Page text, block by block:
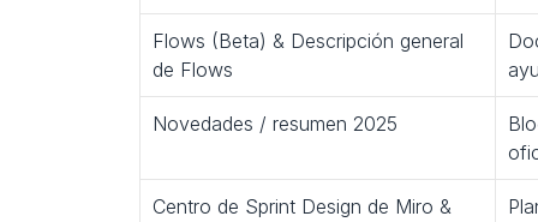
Flows (Beta) & Descripción general
de Flows
Novedades / resumen 2025
Centro de Sprint Design de Miro &